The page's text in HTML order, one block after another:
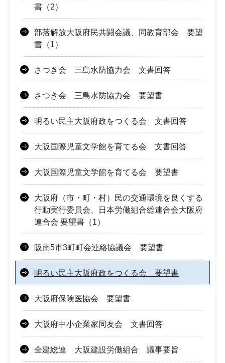
書（2）
部落解放大阪府民共闘会議、同教育部会 要望
書（1）
さつき会 三島水防協力会 文書回答
さつき会 三島水防協力会 要望書
明るい民主大阪府政をつくる会 文書回答
大阪国際児童文学館を育てる会 文書回答
大阪国際児童文学館を育てる会 要望書
大阪府（市・町・村）民の交通環境を良くする
行動実行委員会、日本労働組合総連合会大阪府
連合会 要望書（1）
阪南5市3町町会連絡協議会 要望書
明るい民主大阪府政をつくる会 要望書
大阪府保険医協会 要望書
大阪府中小企業家同友会 文書回答
全建総連 大阪建設労働組合 議事要旨